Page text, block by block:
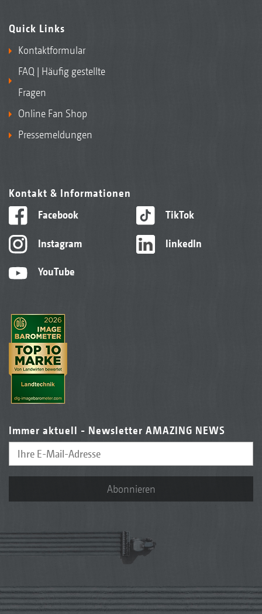
Quick Links
Kontaktformular
FAQ | Häufig gestellte
Fragen
Online Fan Shop
Pressemeldungen
Kontakt & Informationen
Facebook
Instagram
YouTube
TikTok
linkedIn
Immer aktuell - Newsletter AMAZING NEWS
Abonnieren